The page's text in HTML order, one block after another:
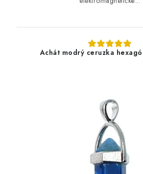
Achát modrý ceruzka